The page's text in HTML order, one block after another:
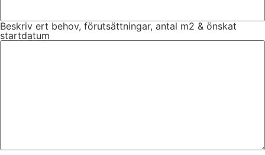
Beskriv ert behov, förutsättningar, antal m2 & önskat
startdatum